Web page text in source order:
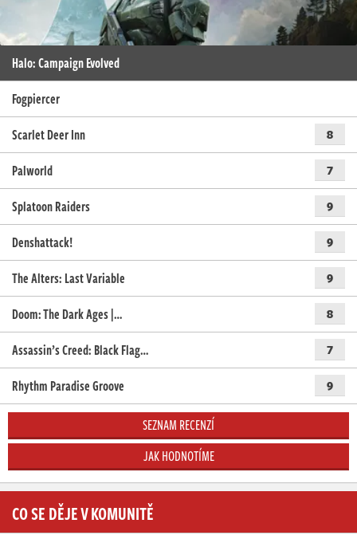
Halo: Campaign Evolved
Fogpiercer
Scarlet Deer Inn
8
Palworld 7
Splatoon Raiders 9
Denshattack! 9
The Alters: Last Variable 9
Doom: The Dark Ages |… 8
Assassin’s Creed: Black Flag… 7
Rhythm Paradise Groove 9
SEZNAM RECENZÍ
JAK HODNOTÍME
CO SE DĚJE V KOMUNITĚ